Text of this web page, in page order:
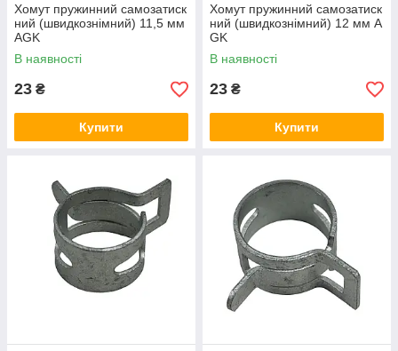
Хомут пружинний самозатиск
ний (швидкознімний) 11,5 мм
AGK
В наявності
23 ₴
Купити
Хомут пружинний самозатиск
ний (швидкознімний) 12 мм A
GK
В наявності
23 ₴
Купити